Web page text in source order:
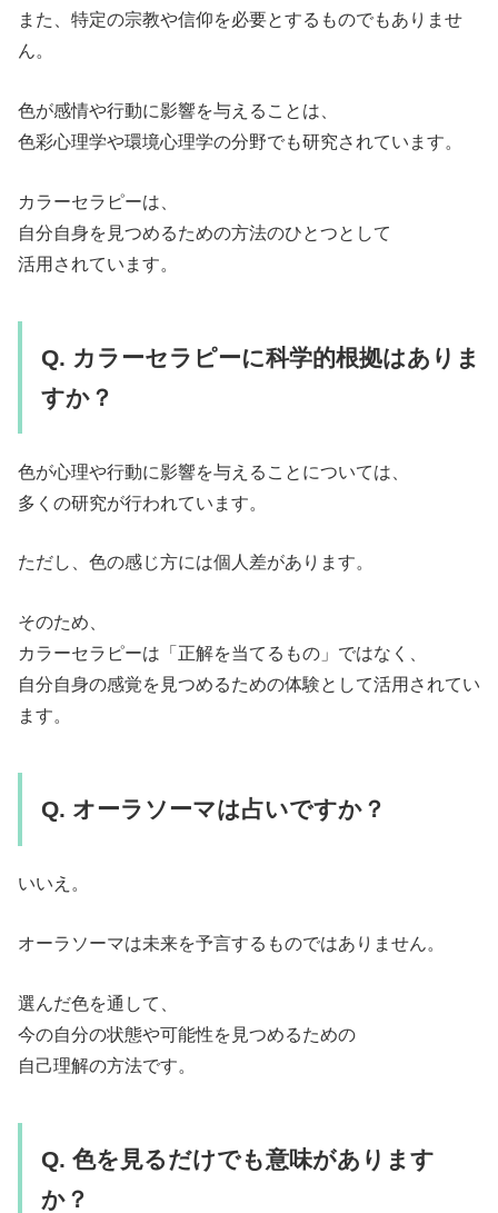
また、特定の宗教や信仰を必要とするものでもありませ
ん。
色が感情や行動に影響を与えることは、
色彩心理学や環境心理学の分野でも研究されています。
カラーセラピーは、
自分自身を見つめるための方法のひとつとして
活用されています。
Q. カラーセラピーに科学的根拠はありま
すか？
色が心理や行動に影響を与えることについては、
多くの研究が行われています。
ただし、色の感じ方には個人差があります。
そのため、
カラーセラピーは「正解を当てるもの」ではなく、
自分自身の感覚を見つめるための体験として活用されてい
ます。
Q. オーラソーマは占いですか？
いいえ。
オーラソーマは未来を予言するものではありません。
選んだ色を通して、
今の自分の状態や可能性を見つめるための
自己理解の方法です。
Q. 色を見るだけでも意味があります
か？